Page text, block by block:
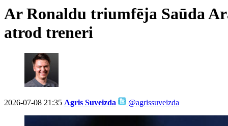
Ar Ronaldu triumfēja Saūda
atrod treneri
2026-07-08 21:35 Agris Suveizda @agrissuveizda